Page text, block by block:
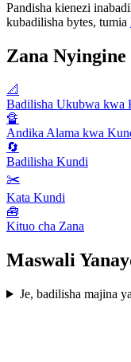
Pandisha kienezi
kubadilisha bytes, tumia
Zana
📐
Badilisha Ukubwa kwa
🔏
Andika Alama kwa
🔄
Badilisha Kundi
✂️
Kata Kundi
🧰
Kituo cha Zana
Maswali
Je, badilisha majina